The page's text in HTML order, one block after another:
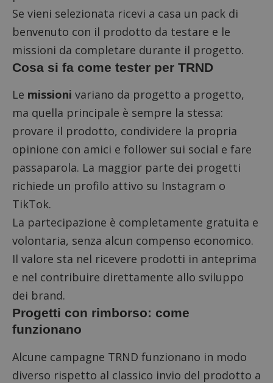
Se vieni selezionata ricevi a casa un pack di
benvenuto con il prodotto da testare e le
missioni da completare durante il progetto.
Cosa si fa come tester per TRND
Le missioni variano da progetto a progetto,
ma quella principale è sempre la stessa:
provare il prodotto, condividere la propria
opinione con amici e follower sui social e fare
passaparola. La maggior parte dei progetti
richiede un profilo attivo su Instagram o
TikTok.
La partecipazione è completamente gratuita e
volontaria, senza alcun compenso economico.
Il valore sta nel ricevere prodotti in anteprima
e nel contribuire direttamente allo sviluppo
dei brand.
Progetti con rimborso: come
funzionano
Alcune campagne TRND funzionano in modo
diverso rispetto al classico invio del prodotto a